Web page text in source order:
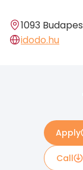
1093
idodo.hu
Apply
Call